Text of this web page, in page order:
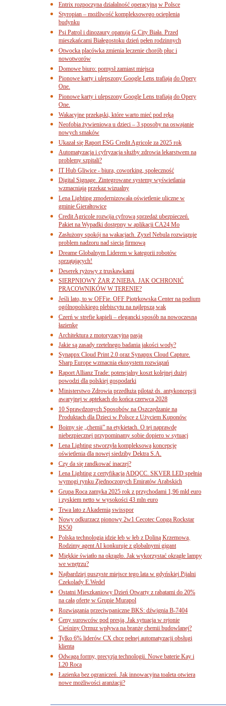
Entrix rozpoczyna działalność operacyjną w Polsce
Styropian – możliwość kompleksowego ocieplenia
budynku
Psi Patrol i dinozaury opanują G City Biała. Przed
mieszkańcami Białegostoku dzień pełen rodzinnych
Otwocka placówka zmienia leczenie chorób płuc i
nowotworów
Domowe biuro: pomysł zamiast miejsca
Pionowe karty i ulepszony Google Lens trafiają do Opery
One.
Pionowe karty i ulepszony Google Lens trafiają do Opery
One.
Wakacyjne przekąski, które warto mieć pod ręką
Neofobia żywieniowa u dzieci – 3 sposoby na oswajanie
nowych smaków
Ukazał się Raport ESG Credit Agricole za 2025 rok
Automatyzacja i cyfryzacja służby zdrowia lekarstwem na
problemy szpitali?
IT Hub Gliwice - biura, coworking, społeczność
Digital Signage. Zintegrowane systemy wyświetlania
wzmacniają przekaz wizualny
Lena Lighting zmodernizowała oświetlenie uliczne w
gminie Gierałtowice
Credit Agricole rozwija cyfrową sprzedaż ubezpieczeń.
Pakiet na Wypadki dostępny w aplikacji CA24 Mo
Zasłużony spokój na wakacjach. Zyxel Nebula rozwiązuje
problem nadzoru nad siecią firmową
Dreame Globalnym Liderem w kategorii robotów
sprzątających!
Deserek ryżowy z truskawkami
SIERPNIOWY ŻAR Z NIEBA. JAK OCHRONIĆ
PRACOWNIKÓW W TERENIE?
Jeśli lato, to w OFFie. OFF Piotrkowska Center na podium
ogólnopolskiego plebiscytu na najlepszą wak
Czerń w strefie kąpieli – elegancki sposób na nowoczesną
łazienkę
Architektura z motoryzacyjną pasją
Jakie są zasady rzetelnego badania jakości wody?
Synappx Cloud Print 2.0 oraz Synappx Cloud Capture.
Sharp Europe wzmacnia ekosystem rozwiązań
Raport Allianz Trade: potencjalny koszt kolejnej dużej
powodzi dla polskiej gospodarki
Ministerstwo Zdrowia przedłuża pilotaż ds. antykoncepcji
awaryjnej w aptekach do końca czerwca 2028
10 Sprawdzonych Sposobów na Oszczędzanie na
Produktach dla Dzieci w Polsce z Użyciem Kuponów
Boimy się „chemii” na etykietach. O tej naprawdę
niebezpiecznej przypominamy sobie dopiero w sytuacj
Lena Lighting stworzyła kompleksową koncepcję
oświetlenia dla nowej siedziby Dektra S.A.
Czy da się randkować inaczej?
Lena Lighting z certyfikacją ADQCC. SKVER LED spełnia
wymogi rynku Zjednoczonych Emiratów Arabskich
Grupa Roca zamyka 2025 rok z przychodami 1,96 mld euro
i zyskiem netto w wysokości 43 mln euro
Trwa lato z Akademią swisspor
Nowy odkurzacz pionowy 2w1 Cecotec Conga Rockstar
RS50
Polska technologia idzie łeb w łeb z Doliną Krzemową.
Rodzimy agent AI konkuruje z globalnymi gigant
Miękkie światło na okrągło. Jak wykorzystać okrągłe lampy
we wnętrzu?
Najbardziej puszyste miejsce tego lata w gdyńskiej Pijalni
Czekolady E.Wedel
Ostatni Mieszkaniowy Dzień Otwarty z rabatami do 20%
na całą ofertę w Grupie Murapol
Rozwiązania przeciwpaniczne BKS: dźwignia B-7404
Ceny surowców pod presją. Jak sytuacja w rejonie
Cieśniny Ormuz wpływa na branżę chemii budowlanej?
Tylko 6% liderów CX chce pełnej automatyzacji obsługi
klienta
Odwaga formy, precyzja technologii. Nowe baterie Kay i
L20 Roca
Łazienka bez ograniczeń. Jak innowacyjna toaleta otwiera
nowe możliwości aranżacji?